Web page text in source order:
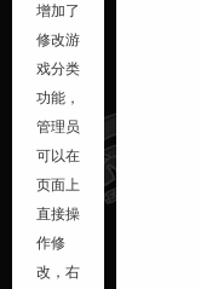
增加了
修改游
戏分类
功能，
管理员
可以在
页面上
直接操
作修
改，右